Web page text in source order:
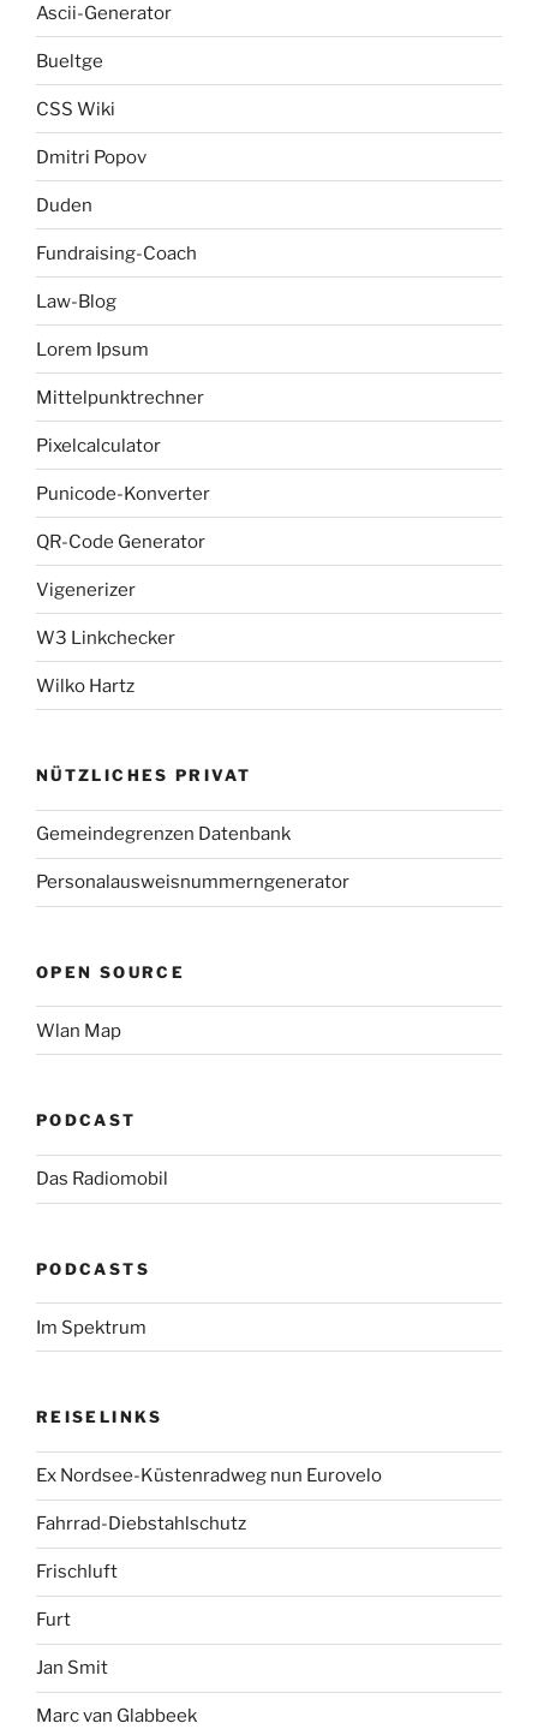
Ascii-Generator
Bueltge
CSS Wiki
Dmitri Popov
Duden
Fundraising-Coach
Law-Blog
Lorem Ipsum
Mittelpunktrechner
Pixelcalculator
Punicode-Konverter
QR-Code Generator
Vigenerizer
W3 Linkchecker
Wilko Hartz
NÜTZLICHES PRIVAT
Gemeindegrenzen Datenbank
Personalausweisnummerngenerator
OPEN SOURCE
Wlan Map
PODCAST
Das Radiomobil
PODCASTS
Im Spektrum
REISELINKS
Ex Nordsee-Küstenradweg nun Eurovelo
Fahrrad-Diebstahlschutz
Frischluft
Furt
Jan Smit
Marc van Glabbeek